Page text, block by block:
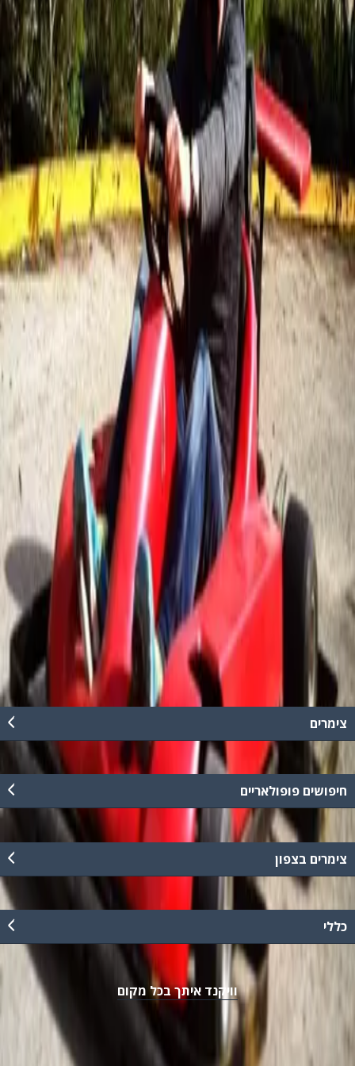
ים. בחוף חנניה תמצאו חוף רחצה מסודר עם מיטות שיזוף, מקלחות,
מציל, מרכז עזרה ראשונה ואפילו רחבת כדור עף להנאתכם. ניתן לערוך
במקום אירועים לקב' גדולות בתיאום מראש.
קרא עוד
אקשן פארק
"אקשן פארק" משתרע על שטח של 30 דונם בלב חורשת
אקליפטוסים,ומציע מגוון מתקנים, פעילויות ואטרקציות לגילאי שנה עד
14: בלוני קפיצה, קיר טיפוס מתנפח, מיני אומגה, ממונעים, קרוסלה,
רכבת המסיירת בפארק, מתנפחי מים (בעונה), בריכות שכשוך (בעונה),
סירות פדלים, מסלול לאופני הרים, פינת חי, משחקייה מקורה לפעוטות,
זירת תותחי אוויר, קארטינג (מגיל 12 וע"פ מדד גובה), מיני ג'יפים (נהיגה
עצמית מגיל 10 בליווי מבוגר), אומגה 50 מטר (מגיל 10) ועוד. במקום
ישנה קפיטריה ופינות ישיבה הפזורות ברחבי הפארק. ניתן להזמין פעיל
קרא עוד
08-6818818
צימרים
חיפושים פופולאריים
צימרים בצפון
כללי
וויקנד איתך בכל מקום